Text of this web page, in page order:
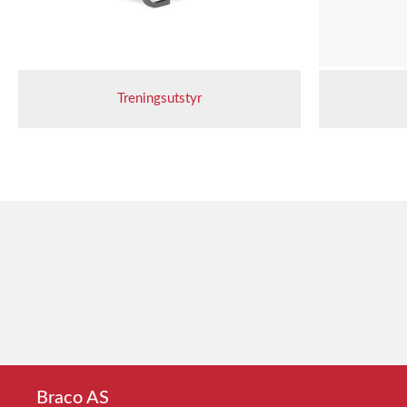
Treningsutstyr
Braco AS